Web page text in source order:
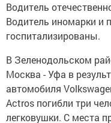
Водитель
Водитель иномарки и
госпитализированы.
В Зеленодольском
Москва - Уфа в
автомобиля
Actros погибли три
легковушки. С места